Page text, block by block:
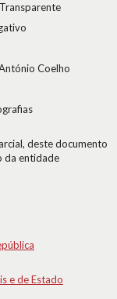
Transparente
Coelho
deste documento
da entidade
e de Estado